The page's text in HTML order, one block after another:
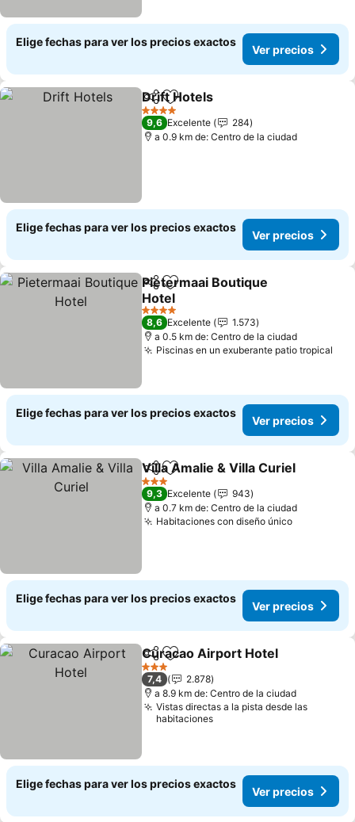
Elige fechas para ver los precios exactos
Ver precios
CompartirAgregar a favoritos
Drift Hotels
4 Estrellas
9,6 Excelente
284
a 0.9 km de: Centro de la ciudad
Elige fechas para ver los precios exactos
Ver precios
CompartirAgregar a favoritos
Pietermaai Boutique
Hotel
Ver precios
4 Estrellas
8,6 Excelente
1.573
a 0.5 km de: Centro de la ciudad
Piscinas en un exuberante patio tropical
Elige fechas para ver los precios exactos
Ver precios
CompartirAgregar a favoritos
Villa Amalie & Villa Curiel
3 Estrellas
9,3 Excelente
943
a 0.7 km de: Centro de la ciudad
Habitaciones con diseño únicoVer
Elige fechas para ver los precios exactos
Ver precios
CompartirAgregar a favoritos
Curacao Airport Hotel
3 Estrellas
7,4
2.878
a 8.9 km de: Centro de la ciudad
Vistas directas a la pista desde las
habitaciones
Elige fechas para ver los precios exactos
Ver precios